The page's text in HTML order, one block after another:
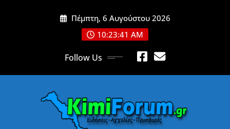
Πέμπτη, 6 Αυγούστου 2026
10:23:43 AM
Follow Us